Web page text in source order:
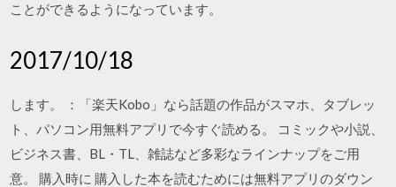
ことができるようになっています。
2017/10/18
します。 ：「楽天Kobo」なら話題の作品がスマホ、タブレッ
ト、パソコン用無料アプリで今すぐ読める。 コミックや小説、
ビジネス書、BL・TL、雑誌など多彩なラインナップをご用
意。 購入時に 購入した本を読むためには無料アプリのダウン